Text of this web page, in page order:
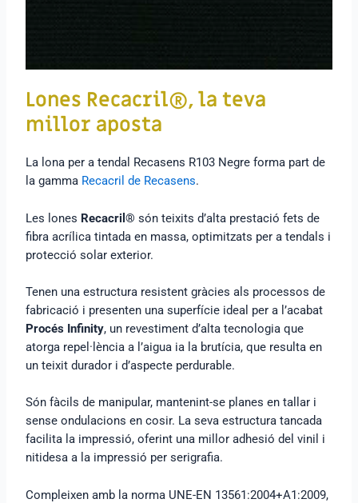
Lones Recacril®, la teva
millor aposta
La lona per a tendal Recasens R103 Negre forma part de
la gamma Recacril de Recasens.
Les lones Recacril® són teixits d’alta prestació fets de
fibra acrílica tintada en massa, optimitzats per a tendals i
protecció solar exterior.
Tenen una estructura resistent gràcies als processos de
fabricació i presenten una superfície ideal per a l’acabat
Procés Infinity, un revestiment d’alta tecnologia que
atorga repel·lència a l’aigua ia la brutícia, que resulta en
un teixit durador i d’aspecte perdurable.
Són fàcils de manipular, mantenint-se planes en tallar i
sense ondulacions en cosir. La seva estructura tancada
facilita la impressió, oferint una millor adhesió del vinil i
nitidesa a la impressió per serigrafia.
Compleixen amb la norma UNE-EN 13561:2004+A1:2009,